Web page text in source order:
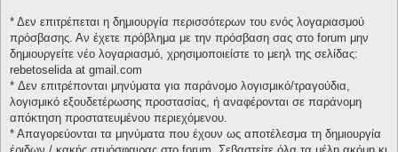
* Δεν επιτρέπεται η δημιουργία περισσότερων του ενός λογαριασμού
πρόσβασης. Αν έχετε πρόβλημα με την πρόσβαση σας στο forum μην
δημιουργείτε νέο λογαριασμό, χρησιμοποιείστε το μεηλ της σελίδας:
rebetoselida at gmail.com
* Δεν επιτρέπονται μηνύματα για παράνομο λογισμικό/τραγούδια,
λογισμικό εξουδετέρωσης προστασίας, ή αναφέρονται σε παράνομη
απόκτηση προστατευμένου περιεχόμενου.
* Απαγορεύονται τα μηνύματα που έχουν ως αποτέλεσμα τη δημιουργία